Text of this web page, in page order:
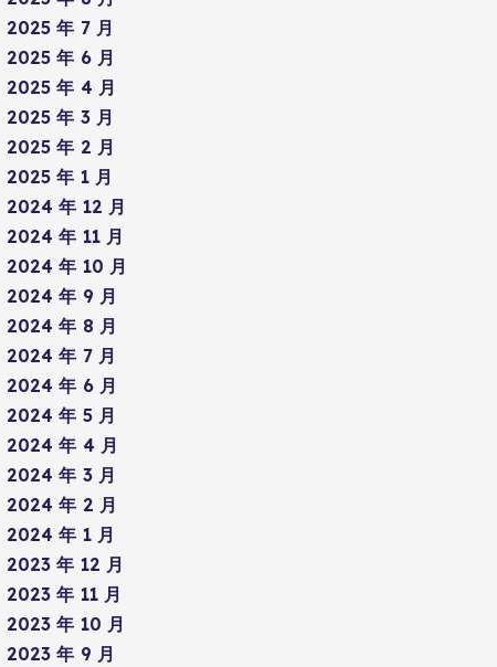
2025 年 7 月
2025 年 6 月
2025 年 4 月
2025 年 3 月
2025 年 2 月
2025 年 1 月
2024 年 12 月
2024 年 11 月
2024 年 10 月
2024 年 9 月
2024 年 8 月
2024 年 7 月
2024 年 6 月
2024 年 5 月
2024 年 4 月
2024 年 3 月
2024 年 2 月
2024 年 1 月
2023 年 12 月
2023 年 11 月
2023 年 10 月
2023 年 9 月